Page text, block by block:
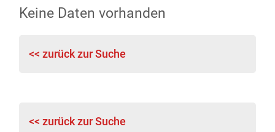
Keine Daten vorhanden
<< zurück zur Suche
<< zurück zur Suche